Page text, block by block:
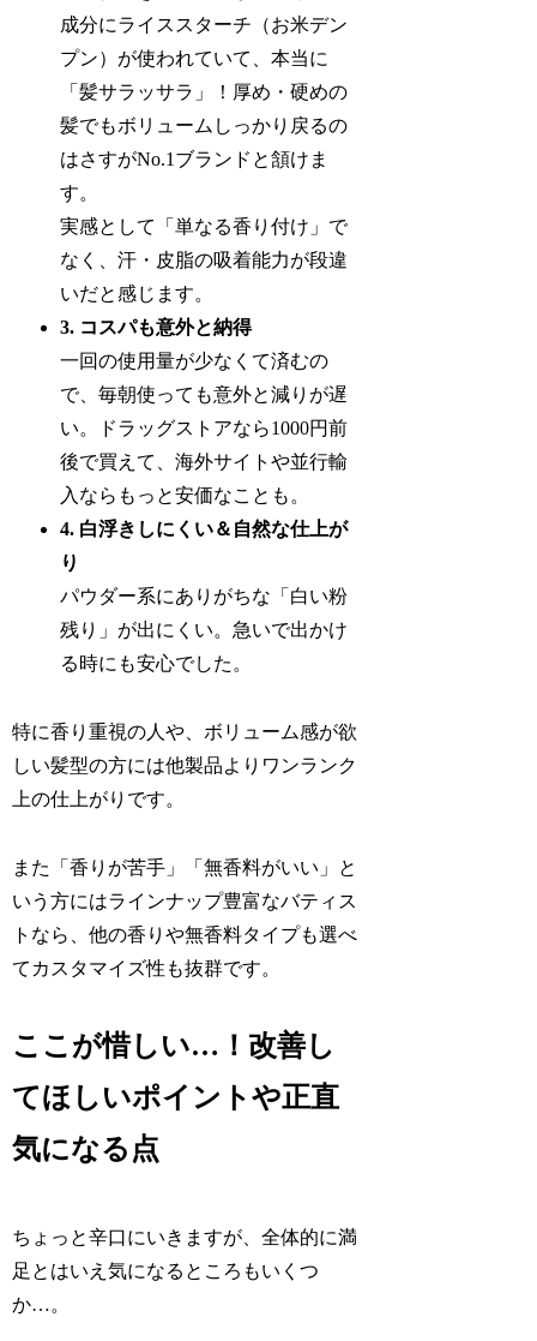
成分にライススターチ（お米デン
プン）が使われていて、本当に
「髪サラッサラ」！厚め・硬めの
髪でもボリュームしっかり戻るの
はさすがNo.1ブランドと頷けま
す。
実感として「単なる香り付け」で
なく、汗・皮脂の吸着能力が段違
いだと感じます。
3. コスパも意外と納得
一回の使用量が少なくて済むの
で、毎朝使っても意外と減りが遅
い。ドラッグストアなら1000円前
後で買えて、海外サイトや並行輸
入ならもっと安価なことも。
4. 白浮きしにくい＆自然な仕上が
り
パウダー系にありがちな「白い粉
残り」が出にくい。急いで出かけ
る時にも安心でした。
特に香り重視の人や、ボリューム感が欲
しい髪型の方には他製品よりワンランク
上の仕上がりです。
また「香りが苦手」「無香料がいい」と
いう方にはラインナップ豊富なバティス
トなら、他の香りや無香料タイプも選べ
てカスタマイズ性も抜群です。
ここが惜しい…！改善し
てほしいポイントや正直
気になる点
ちょっと辛口にいきますが、全体的に満
足とはいえ気になるところもいくつ
か…。